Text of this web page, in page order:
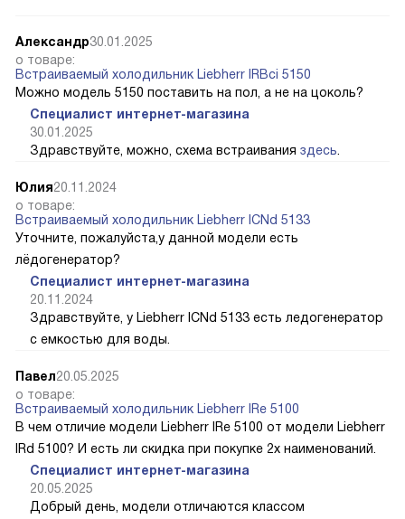
Александр30.01.2025
о товаре:
Встраиваемый холодильник Liebherr IRBci 5150
Можно модель 5150 поставить на пол, а не на цоколь?
Специалист интернет-магазина
30.01.2025
Здравствуйте, можно, схема встраивания здесь
Юлия20.11.2024
о товаре:
Встраиваемый холодильник Liebherr ICNd 5133
Уточните, пожалуйста,у данной модели есть
лёдогенератор?
Специалист интернет-магазина
20.11.2024
Здравствуйте, у Liebherr ICNd 5133 есть ледогенератор
с емкостью для воды.
Павел20.05.2025
о товаре:
Встраиваемый холодильник Liebherr IRe 5100
В чем отличие модели Liebherr IRe 5100 от модели Liebherr
IRd 5100? И есть ли скидка при покупке 2х наименований.
Специалист интернет-магазина
20.05.2025
Добрый день, модели отличаются классом